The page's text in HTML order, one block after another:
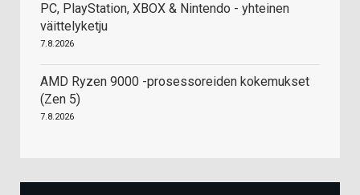
PC, PlayStation, XBOX & Nintendo - yhteinen
väittelyketju
7.8.2026
AMD Ryzen 9000 -prosessoreiden kokemukset
(Zen 5)
7.8.2026